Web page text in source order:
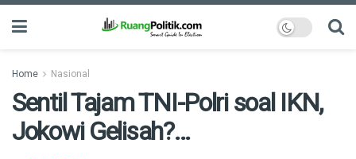
Home Nasional
Sentil Tajam TNI-Polri soal IKN,
Jokowi Gelisah?…